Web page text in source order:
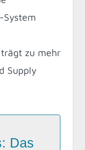
System
zu mehr
Supply
Das